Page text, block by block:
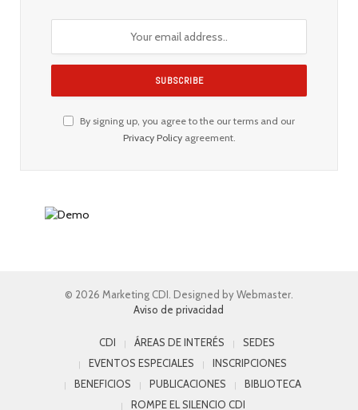
By signing up, you agree to the our terms and our
Privacy Policyagreement.
© 2026 Marketing CDI. Designed by Webmaster.
Aviso de privacidad
CDI ÁREAS DE INTERÉS
SEDES
EVENTOS ESPECIALES
INSCRIPCIONES
BENEFICIOS
PUBLICACIONES
BIBLIOTECA
ROMPE EL SILENCIO CDI